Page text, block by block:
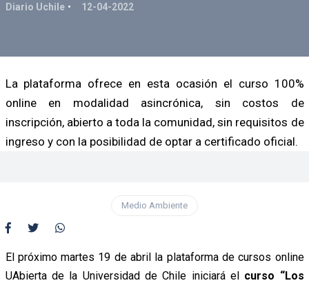
Diario Uchile 12-04-2022
La plataforma ofrece en esta ocasión el curso 100%
online en modalidad asincrónica, sin costos de
inscripción, abierto a toda la comunidad, sin requisitos de
ingreso y con la posibilidad de optar a certificado oficial.
Medio Ambiente
El próximo martes 19 de abril la plataforma de cursos online
UAbierta de la Universidad de Chile iniciará el curso “Los